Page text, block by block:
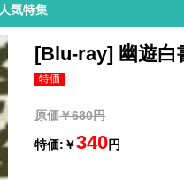
人気特集
[Blu-ray] 幽遊白
特価
原価￥680円
特価:￥340円